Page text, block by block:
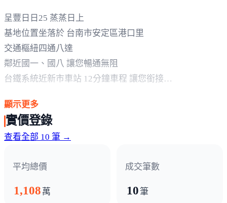
呈豐日日25 蒸蒸日上
基地位置坐落於 台南市安定區港口里
交通樞紐四通八達
鄰近國一、國八 讓您暢通無阻
台鐵系統近新市車站 12分鐘車程 讓您銜接
生活機能方面 不落人後
鄰近熱門商圈 擁有安定港口商圈
宵夜與消遣無一缺少
除了基本盤7-11 全家便利商店
附近更擁有東林超市 多元選擇
顯示更多
實價登錄
查看全部 10 筆 →
平均總價
1,108 萬
成交筆數
10筆